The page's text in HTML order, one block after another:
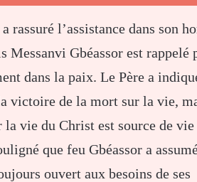
l’assistance dans son
Messanvi Gbéassor est rappelé
dans la paix. Le Père a
victoire de la mort sur la vie,
vie du Christ est source de
que feu Gbéassor a
ouvert aux besoins de ses